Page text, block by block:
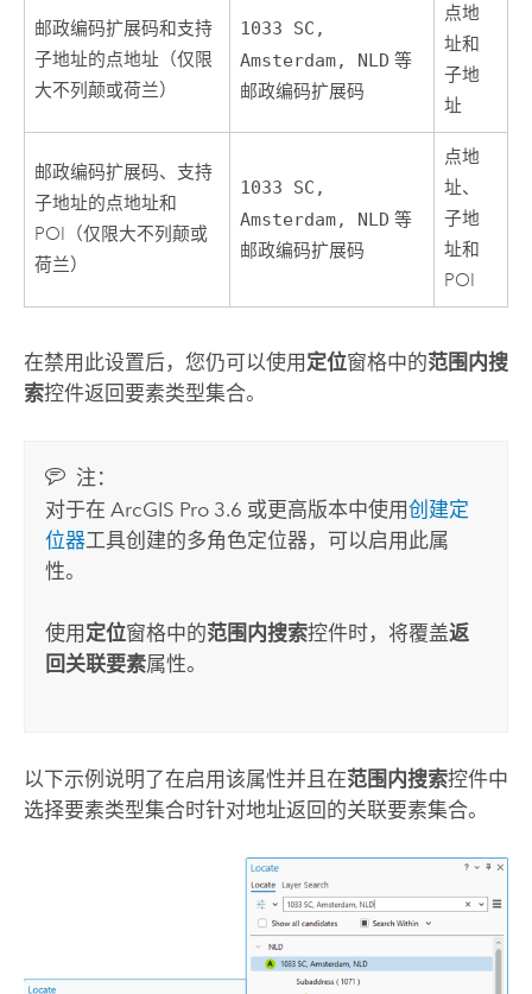
邮政编码扩展码和支持
子地址的点地址（仅限
大不列颠或荷兰）
1033 SC,
Amsterdam, NLD 等
邮政编码扩展码
点地
址和
子地
址
邮政编码扩展码、支持
子地址的点地址和
POI（仅限大不列颠或
荷兰）
1033 SC,
Amsterdam, NLD 等
邮政编码扩展码
点地
址、
子地
址和
POI
在禁用此设置后，您仍可以使用 定位窗格中的范围内搜
索控件返回要素类型集合。
注：
对于在ArcGIS Pro 3.6 或更高版本中使用创建定
位器工具创建的多角色定位器，可以启用此属
性。
使用 定位窗格中的范围内搜索控件时，将覆盖返
回关联要素属性。
以下示例说明了在启用该属性并且在范围内搜索控件中
选择要素类型集合时针对地址返回的关联要素集合。